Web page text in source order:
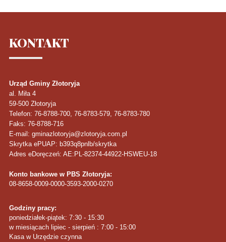
KONTAKT
Urząd Gminy Złotoryja
al. Miła 4
59-500 Złotoryja
Telefon: 76-8788-700, 76-8783-579, 76-8783-780
Faks: 76-8788-716
E-mail: gminazlotoryja@zlotoryja.com.pl
Skrytka ePUAP: b393q8pnlb/skrytka
Adres eDoręczeń: AE:PL-82374-44922-HSWEU-18
Konto bankowe w PBS Złotoryja:
08-8658-0009-0000-3593-2000-0270
Godziny pracy:
poniedziałek-piątek: 7:30 - 15:30
w miesiącach lipiec - sierpień : 7:00 - 15:00
Kasa w Urzędzie czynna